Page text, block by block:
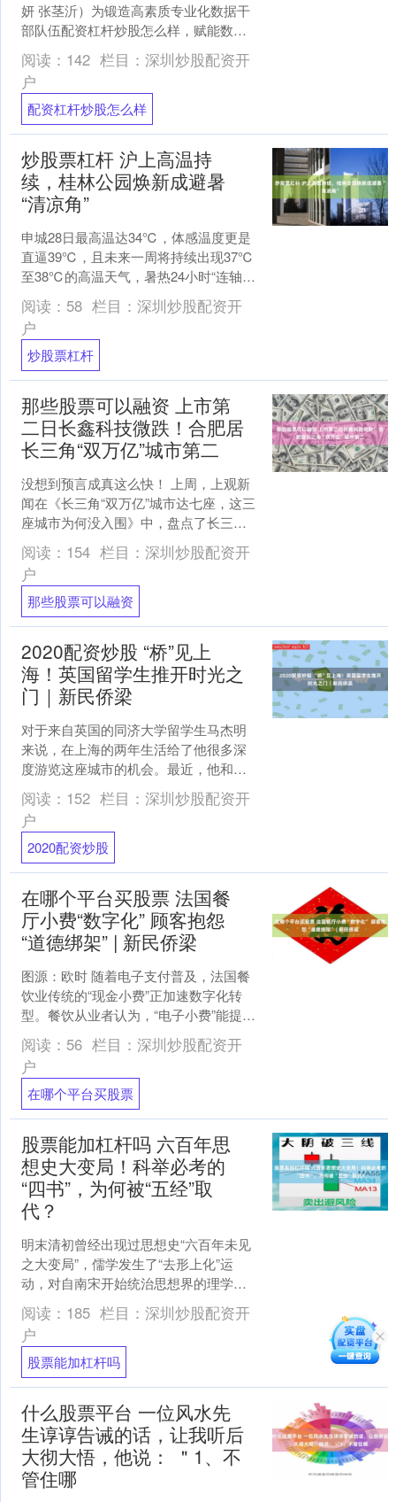
妍 张茎沂）为锻造高素质专业化数据干
部队伍配资杠杆炒股怎么样，赋能数字
长沙高质量发展，7月29日下午，2026年
长沙市数....
阅读： 142 栏目： 深圳炒股配资开
户
配资杠杆炒股怎么样
炒股票杠杆 沪上高温持
续，桂林公园焕新成避暑
“清凉角”
申城28日最高温达34℃，体感温度更是
直逼39℃，且未来一周将持续出现37℃
至38℃的高温天气，暑热24小时“连轴
转”。阔别一年的桂林公园于7月24日重新
敞开学....
阅读： 58 栏目： 深圳炒股配资开
户
炒股票杠杆
那些股票可以融资 上市第
二日长鑫科技微跌！合肥居
长三角“双万亿”城市第二
没想到预言成真这么快！ 上周，上观新
闻在《长三角“双万亿”城市达七座，这三
座城市为何没入围》中，盘点了长三角
的“双万亿”城市，彼时合肥上市企业市值
仅位于长三角第....
阅读： 154 栏目： 深圳炒股配资开
户
那些股票可以融资
2020配资炒股 “桥”见上
海！英国留学生推开时光之
门｜新民侨梁
对于来自英国的同济大学留学生马杰明
来说，在上海的两年生活给了他很多深
度游览这座城市的机会。最近，他和朋
友小臧一起踏上了苏州河桥梁之旅，顺
着流动的河水，推开了一扇....
阅读： 152 栏目： 深圳炒股配资开
户
2020配资炒股
在哪个平台买股票 法国餐
厅小费“数字化” 顾客抱怨
“道德绑架” | 新民侨梁
图源：欧时 随着电子支付普及，法国餐
饮业传统的“现金小费”正加速数字化转
型。餐饮从业者认为，“电子小费”能提高
员工收入，而众多消费者对此表示不
满，甚至直言遭遇“....
阅读： 56 栏目： 深圳炒股配资开
户
在哪个平台买股票
股票能加杠杆吗 六百年思
想史大变局！科举必考的
“四书”，为何被“五经”取
代？
明末清初曾经出现过思想史“六百年未见
之大变局”，儒学发生了“去形上化”运
动，对自南宋开始统治思想界的理学观
念发起了冲击，以至于将科举八股奉为
圭臬的“四书”也一同....
阅读： 185 栏目： 深圳炒股配资开
户
股票能加杠杆吗
什么股票平台 一位风水先
生谆谆告诫的话，让我听后
大彻大悟，他说： ＂1、不
管住哪